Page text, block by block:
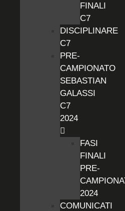
FINALI
C7
DISCIPLINARE
C7
PRE-
CAMPIONATO
SEBASTIAN
GALASSI
C7
2024
FASI
FINALI
PRE-
2024
COMUNICATI